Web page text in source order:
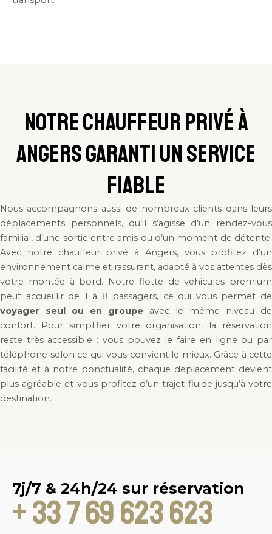
Notre chauffeur privé à
Angers garanti un service
fiable
Nous accompagnons aussi de nombreux clients dans leurs
déplacements personnels, qu’il s’agisse d’un rendez-vous
familial, d’une sortie entre amis ou d’un moment de détente.
Avec notre chauffeur privé à Angers, vous profitez d’un
environnement calme et rassurant, adapté à vos attentes dès
votre montée à bord. Notre flotte de véhicules premium
peut accueillir de 1 à 8 passagers, ce qui vous permet de
voyager seul ou en groupe avec le même niveau de
confort. Pour simplifier votre organisation, la réservation
reste très accessible : vous pouvez le faire en ligne ou par
téléphone selon ce qui vous convient le mieux. Grâce à cette
facilité et à notre ponctualité, chaque déplacement devient
plus agréable et vous profitez d’un trajet fluide jusqu’à votre
destination.
7j/7 & 24h/24 sur réservation
+ 33 7 69 623 623